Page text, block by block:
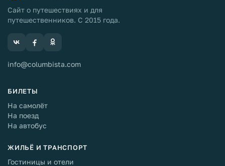
Сайт о путешествиях и для
путешественников. С 2015 года.
info@columbista.com
БИЛЕТЫ
На самолёт
На поезд
На автобус
ЖИЛЬЁ И ТРАНСПОРТ
Гостиницы и отели